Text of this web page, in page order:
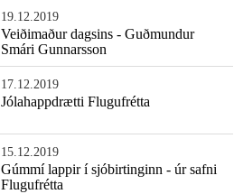
19.12.2019
Veiðimaður dagsins - Guðmundur
Smári Gunnarsson
17.12.2019
Jólahappdrætti Flugufrétta
15.12.2019
Gúmmí lappir í sjóbirtinginn - úr safni
Flugufrétta
Einfaldasta fiskisúpan